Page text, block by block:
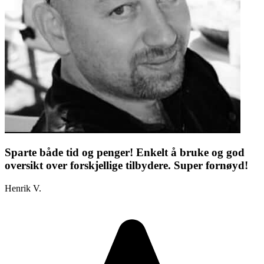
Sparte både tid og penger! Enkelt å bruke og god
oversikt over forskjellige tilbydere. Super fornøyd!
Henrik V.